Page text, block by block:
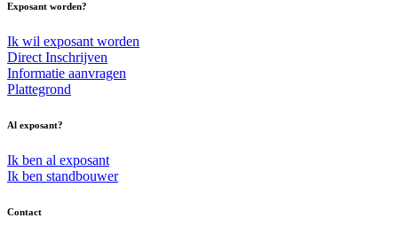
Exposant worden?
Ik wil exposant worden
Direct Inschrijven
Informatie aanvragen
Plattegrond
Al exposant?
Ik ben al exposant
Ik ben standbouwer
Contact